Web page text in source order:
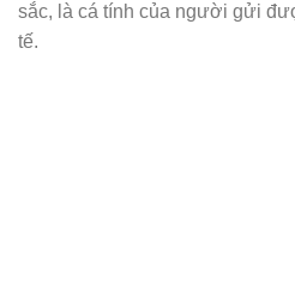
sắc, là cá tính của người gửi
tế.